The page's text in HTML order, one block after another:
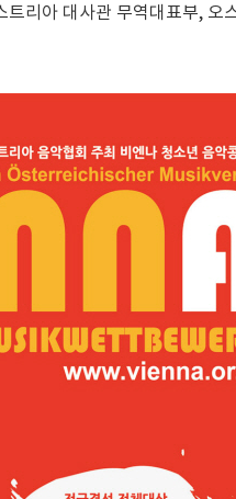
리아 대사관 무역대표부,